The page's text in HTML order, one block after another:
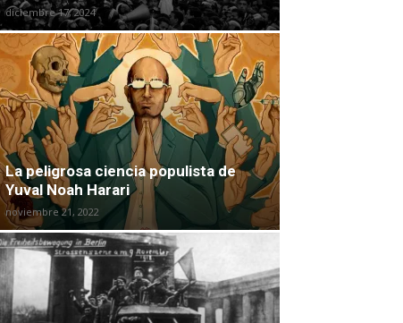
diciembre 17, 2024
La peligrosa ciencia populista de
Yuval Noah Harari
noviembre 21, 2022